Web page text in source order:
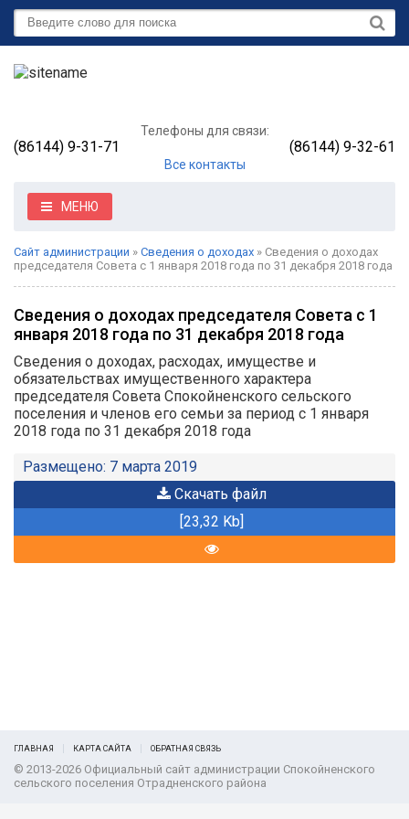
Телефоны для связи:
(86144) 9-31-71 (86144) 9-32-61
Все контакты
МЕНЮ
Сайт администрации » Сведения о доходах » Сведения о доходах
председателя Совета с 1 января 2018 года по 31 декабря 2018 года
Сведения о доходах председателя Совета с 1
января 2018 года по 31 декабря 2018 года
Сведения о доходах, расходах, имуществе и
обязательствах имущественного характера
председателя Совета Спокойненского сельского
поселения и членов его семьи за период с 1 января
2018 года по 31 декабря 2018 года
Размещено: 7 марта 2019
Скачать файл
[23,32 Kb]
ГЛАВНАЯ КАРТА САЙТА ОБРАТНАЯ СВЯЗЬ
© 2013-2026 Официальный сайт администрации Спокойненского
сельского поселения Отрадненского района